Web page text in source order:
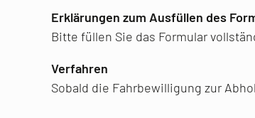
Erklärungen zum Ausfüllen des
Bitte füllen Sie das Formular
Verfahren
Sobald die Fahrbewilligung zur